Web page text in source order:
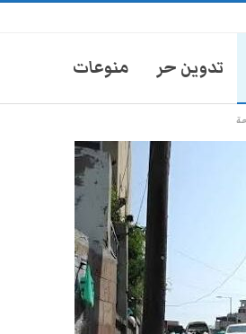
تدوين حر منوعات
انتشار أمني في تعز يثير مخاوف
الأهالي من حملات تضييق جديدة
28-يوليو- 2026